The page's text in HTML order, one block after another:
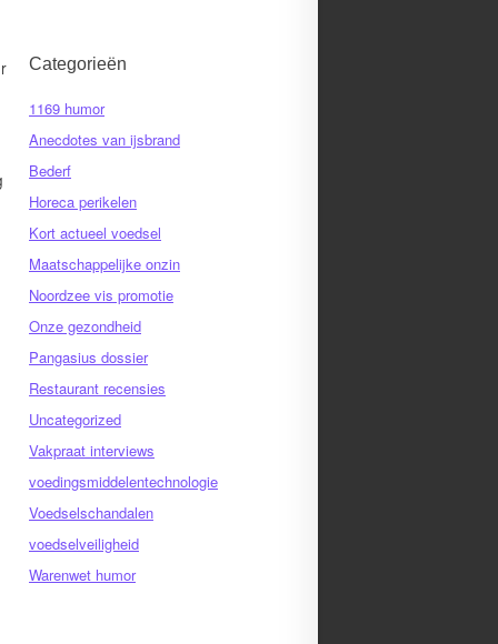
Categorieën
1169 humor
Anecdotes van ijsbrand
Bederf
Horeca perikelen
Kort actueel voedsel
Maatschappelijke onzin
Noordzee vis promotie
Onze gezondheid
Pangasius dossier
Restaurant recensies
Uncategorized
Vakpraat interviews
voedingsmiddelentechnologie
Voedselschandalen
voedselveiligheid
Warenwet humor